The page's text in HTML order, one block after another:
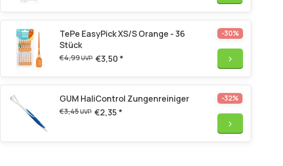
TePe EasyPick XS/S Orange - 36
Stück
€4,99UVP €3,50 *
-30%
GUM HaliControl Zungenreiniger
€3,45UVP €2,35 *
-32%